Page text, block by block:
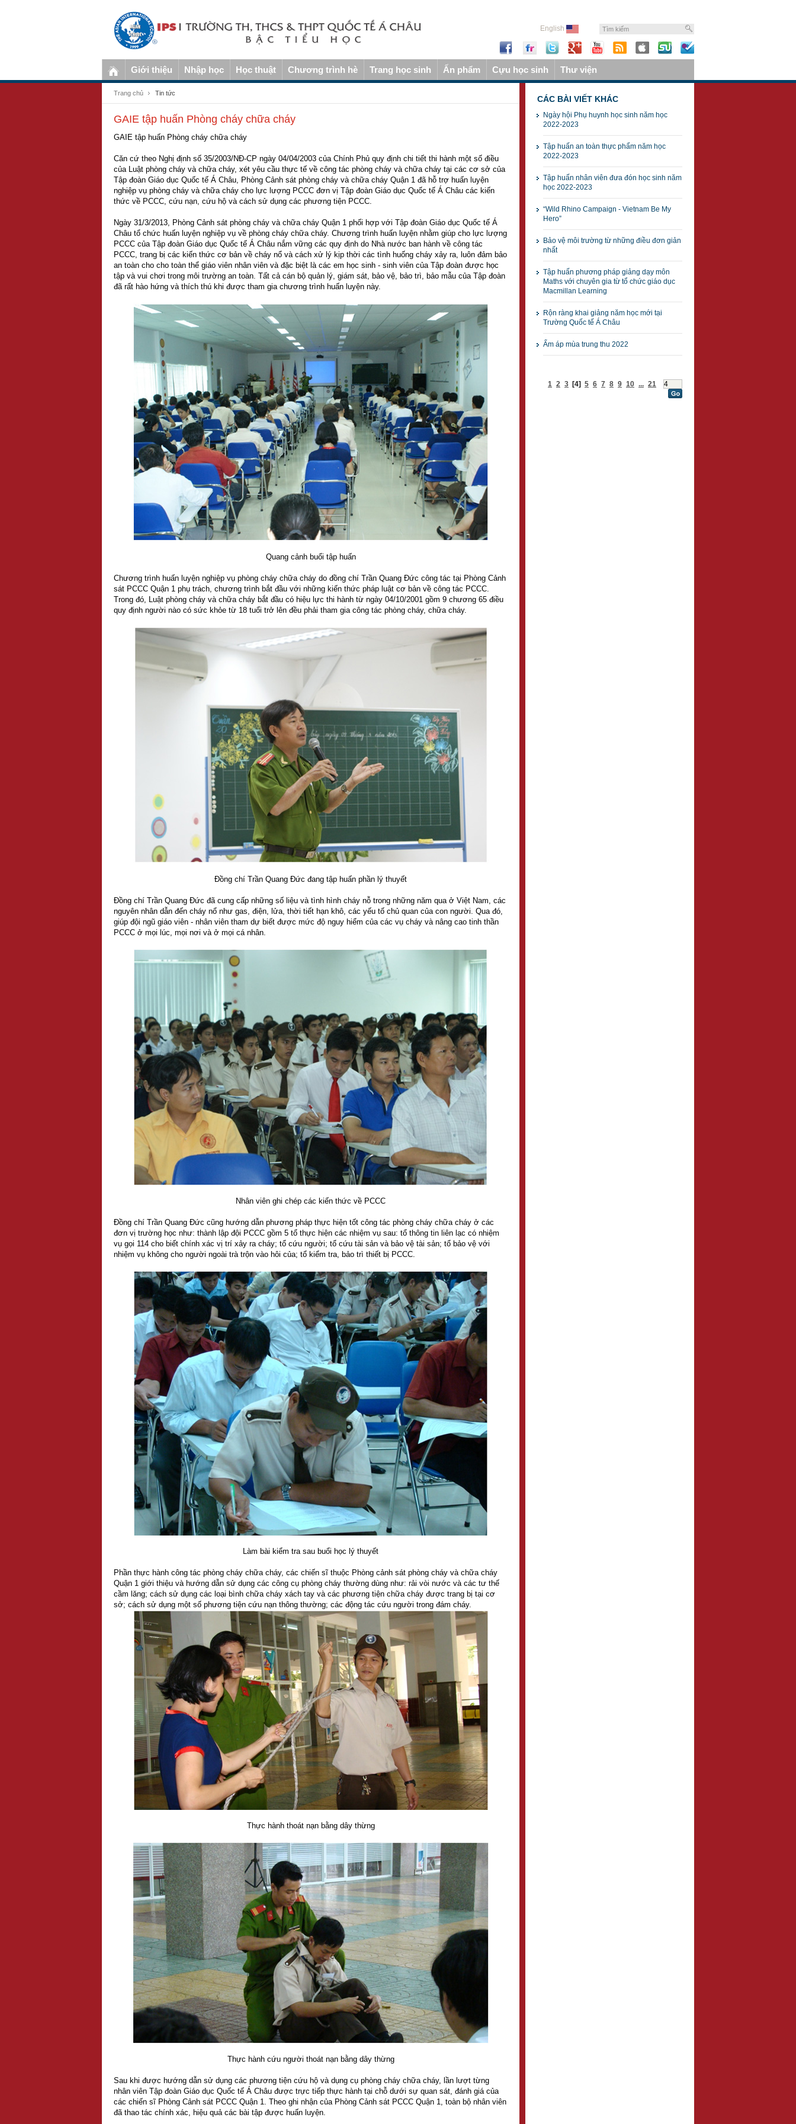
English
Giới thiệu Nhập học Học thuật Chương trình hè Trang học sinh Ấn phẩm Cựu học sinh Thư viện
Trang chủ Tin tức
GAIE tập huấn Phòng cháy chữa cháy
GAIE tập huấn Phòng cháy chữa cháy
Căn cứ theo Nghị định số 35/2003/NĐ-CP ngày 04/04/2003 của Chính Phủ quy định chi tiết thi hành một số điều
của Luật phòng cháy và chữa cháy, xét yêu cầu thực tế về công tác phòng cháy và chữa cháy tại các cơ sở của
Tập đoàn Giáo dục Quốc tế Á Châu, Phòng Cảnh sát phòng cháy và chữa cháy Quận 1 đã hỗ trợ huấn luyện
nghiệp vụ phòng cháy và chữa cháy cho lực lượng PCCC đơn vị Tập đoàn Giáo dục Quốc tế Á Châu các kiến
thức về PCCC, cứu nạn, cứu hộ và cách sử dụng các phương tiện PCCC.
Ngày 31/3/2013, Phòng Cảnh sát phòng cháy và chữa cháy Quận 1 phối hợp với Tập đoàn Giáo dục Quốc tế Á
Châu tổ chức huấn luyện nghiệp vụ về phòng cháy chữa cháy. Chương trình huấn luyện nhằm giúp cho lực lượng
PCCC của Tập đoàn Giáo dục Quốc tế Á Châu nắm vững các quy định do Nhà nước ban hành về công tác
PCCC, trang bị các kiến thức cơ bản về cháy nổ và cách xử lý kịp thời các tình huống cháy xảy ra, luôn đảm bảo
an toàn cho cho toàn thể giáo viên nhân viên và đặc biệt là các em học sinh - sinh viên của Tập đoàn được học
tập và vui chơi trong môi trường an toàn. Tất cả cán bộ quản lý, giám sát, bảo vệ, bảo trì, bảo mẫu của Tập đoàn
đã rất hào hứng và thích thú khi được tham gia chương trình huấn luyện này.
Quang cảnh buổi tập huấn
Chương trình huấn luyện nghiệp vụ phòng cháy chữa cháy do đồng chí Trần Quang Đức công tác tại Phòng Cảnh
sát PCCC Quận 1 phụ trách, chương trình bắt đầu với những kiến thức pháp luật cơ bản về công tác PCCC.
Trong đó, Luật phòng cháy và chữa cháy bắt đầu có hiệu lực thi hành từ ngày 04/10/2001 gồm 9 chương 65 điều
quy định người nào có sức khỏe từ 18 tuổi trở lên đều phải tham gia công tác phòng cháy, chữa cháy.
Đồng chí Trần Quang Đức đang tập huấn phần lý thuyết
Đồng chí Trần Quang Đức đã cung cấp những số liệu và tình hình cháy nỗ trong những năm qua ở Việt Nam, các
nguyên nhân dẫn đến cháy nổ như gas, điện, lửa, thời tiết hạn khô, các yếu tố chủ quan của con người. Qua đó,
giúp đội ngũ giáo viên - nhân viên tham dự biết được mức độ nguy hiểm của các vụ cháy và nâng cao tinh thần
PCCC ở mọi lúc, mọi nơi và ở mọi cá nhân.
Nhân viên ghi chép các kiến thức về PCCC
Đồng chí Trần Quang Đức cũng hướng dẫn phương pháp thực hiện tốt công tác phòng cháy chữa cháy ở các
đơn vị trường học như: thành lập đội PCCC gồm 5 tổ thực hiện các nhiệm vụ sau: tổ thông tin liên lạc có nhiệm
vụ gọi 114 cho biết chính xác vị trí xảy ra cháy; tổ cứu người; tổ cứu tài sản và bảo vệ tài sản; tổ bảo vệ với
nhiệm vụ không cho người ngoài trà trộn vào hôi của; tổ kiểm tra, bảo trì thiết bị PCCC.
Làm bài kiểm tra sau buổi học lý thuyết
Phần thực hành công tác phòng cháy chữa cháy, các chiến sĩ thuộc Phòng cảnh sát phòng cháy và chữa cháy
Quận 1 giới thiệu và hướng dẫn sử dụng các công cụ phòng cháy thường dùng như: rải vòi nước và các tư thế
cầm lăng; cách sử dụng các loại bình chữa cháy xách tay và các phương tiện chữa cháy được trang bị tại cơ
sở; cách sử dụng một số phương tiện cứu nạn thông thường; các động tác cứu người trong đám cháy.
Thực hành thoát nạn bằng dây thừng
Thực hành cứu người thoát nạn bằng dây thừng
Sau khi được hướng dẫn sử dụng các phương tiện cứu hộ và dụng cụ phòng cháy chữa cháy, lần lượt từng
nhân viên Tập đoàn Giáo dục Quốc tế Á Châu được trực tiếp thực hành tại chỗ dưới sự quan sát, đánh giá của
các chiến sĩ Phòng Cảnh sát PCCC Quận 1. Theo ghi nhận của Phòng Cảnh sát PCCC Quận 1, toàn bộ nhân viên
đã thao tác chính xác, hiệu quả các bài tập được huấn luyện.
CÁC BÀI VIẾT KHÁC
Ngày hội Phụ huynh học sinh năm học
2022-2023
Tập huấn an toàn thực phẩm năm học
2022-2023
Tập huấn nhân viên đưa đón học sinh năm
học 2022-2023
“Wild Rhino Campaign - Vietnam Be My
Hero”
Bảo vệ môi trường từ những điều đơn giản
nhất
Tập huấn phương pháp giảng dạy môn
Maths với chuyên gia từ tổ chức giáo dục
Macmillan Learning
Rộn ràng khai giảng năm học mới tại
Trường Quốc tế Á Châu
Ấm áp mùa trung thu 2022
1 2 3 [4] 5 6 7 8 9 10 ... 21